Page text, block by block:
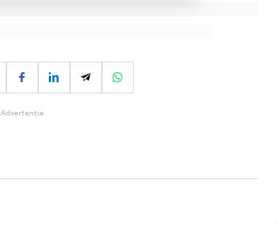
Advertentie